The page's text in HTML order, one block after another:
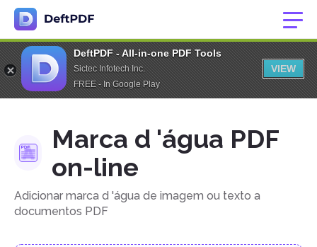
DeftPDF - All-in-one PDF Tools
Sictec Infotech Inc.
FREE - In Google Play
VIEW
Marca d 'água PDF
on-line
Adicionar marca d 'água de imagem ou texto a
documentos PDF